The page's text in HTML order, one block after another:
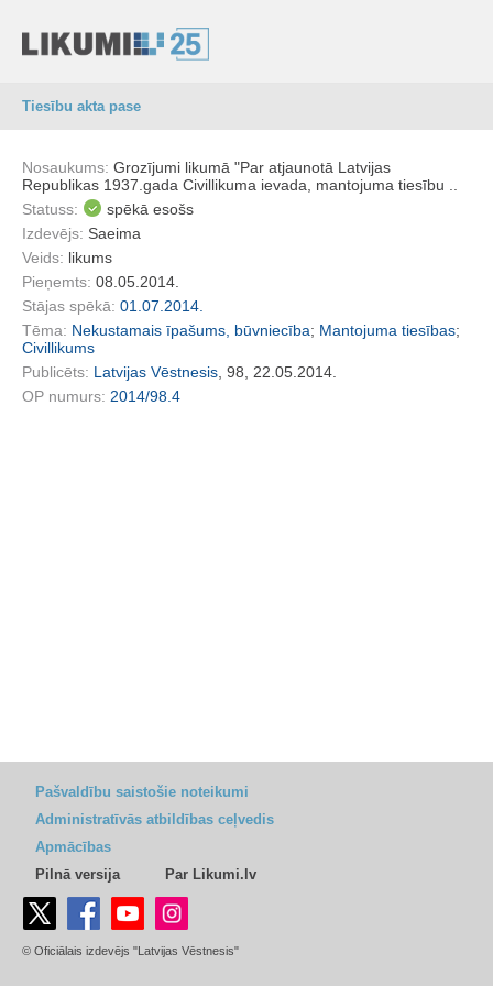
Tiesību akta pase
Nosaukums: Grozījumi likumā "Par atjaunotā Latvijas
Republikas 1937.gada Civillikuma ievada, mantojuma tiesību ..
Statuss:
spēkā esošs
Izdevējs: Saeima
Veids: likums
Pieņemts: 08.05.2014.
Stājas spēkā: 01.07.2014.
Tēma: Nekustamais īpašums, būvniecība; Mantojuma tiesības;
Civillikums
Publicēts: Latvijas Vēstnesis , 98, 22.05.2014.
OP numurs: 2014/98.4
Pašvaldību saistošie noteikumi
Administratīvās atbildības ceļvedis
Apmācības
Pilnā versija
Par Likumi.lv
© Oficiālais izdevējs "Latvijas Vēstnesis"